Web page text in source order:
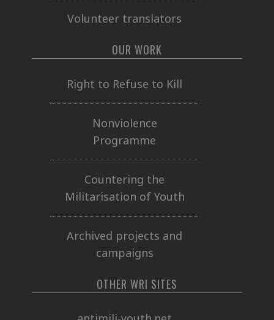
Volunteer translators
OUR WORK
Right to Refuse to Kill
Nonviolence
Programme
Countering the
Militarisation of Youth
Archived projects and
campaigns
OTHER WRI SITES